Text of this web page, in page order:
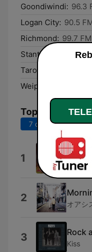
Goondiwindi: 96.3
Logan City: 90.5
Richmond: 99.7 FM
Stanthorpe:
97.1
Taroom:
Weipa:
Top titres
7 derniers jours
1 You
Five
2 オアシ
3 Rock
Kiss